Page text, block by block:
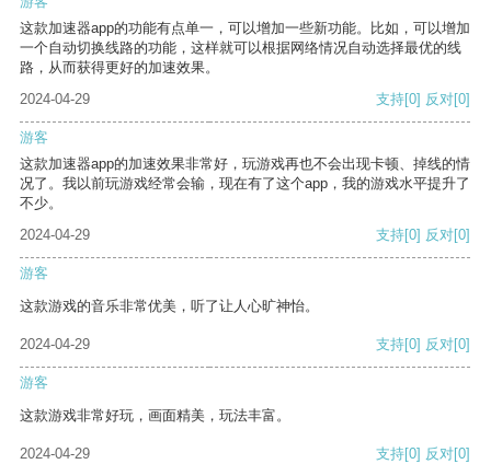
这款加速器app的功能有点单一，可以增加一些新功能。比如，可以增加
一个自动切换线路的功能，这样就可以根据网络情况自动选择最优的线
路，从而获得更好的加速效果。
2024-04-29
支持[0] 反对[0]
游客
这款加速器app的加速效果非常好，玩游戏再也不会出现卡顿、掉线的情
况了。我以前玩游戏经常会输，现在有了这个app，我的游戏水平提升了
不少。
2024-04-29
支持[0] 反对[0]
游客
这款游戏的音乐非常优美，听了让人心旷神怡。
2024-04-29 支持[0] 反对[0]
游客
这款游戏非常好玩，画面精美，玩法丰富。
2024-04-29 支持[0] 反对[0]